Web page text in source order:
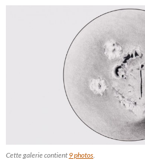
Cette galerie contient 9 photos